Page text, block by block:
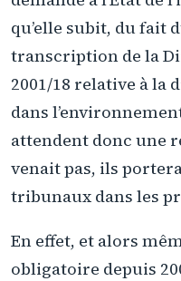
qu’elle subit, du fait
transcription de la
2001/18 relative à la
dans
attendent donc une
venait pas, ils
tribunaux dans les
En effet, et alors
obligatoire depuis